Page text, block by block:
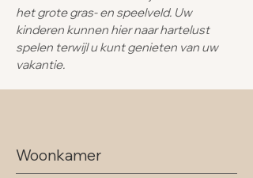
het grote gras- en speelveld. Uw
kinderen kunnen hier naar hartelust
spelen terwijl u kunt genieten van uw
vakantie.
Woonkamer